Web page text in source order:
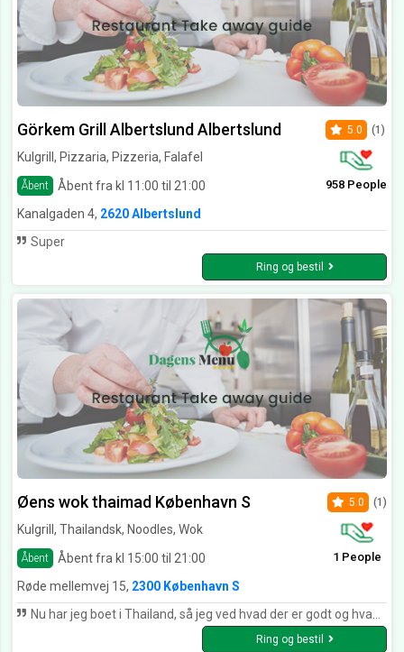
Görkem Grill Albertslund Albertslund
Kulgrill, Pizzaria, Pizzeria, Falafel
Åbent Åbent fra kl 11:00 til 21:00
5.0 (1)
958 People
Kanalgaden 4, 2620 Albertslund
Super
Ring og bestil
Øens wok thaimad København S
Kulgrill, Thailandsk, Noodles, Wok
Åbent Åbent fra kl 15:00 til 21:00
5.0 (1)
1 People
Røde mellemvej 15, 2300 København S
Nu har jeg boet i Thailand, så jeg ved hvad der er godt og hvad der ikke er godt thai mad. Jeg må sige at Øens Wok laver det bedste Thai mad som jeg har smagt i Danmark. Det er næsten som om at spise i Thailand igen. Kan klart anbefales.
Ring og bestil